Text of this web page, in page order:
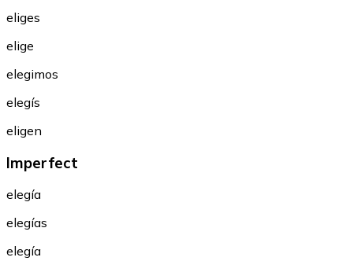
eliges
elige
elegimos
elegís
eligen
Imperfect
elegía
elegías
elegía